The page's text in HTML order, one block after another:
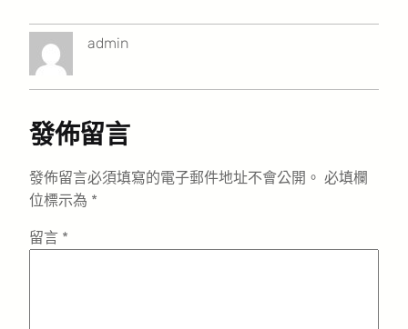
admin
發佈留言
發佈留言必須填寫的電子郵件地址不會公開。 必填欄
位標示為 *
留言 *